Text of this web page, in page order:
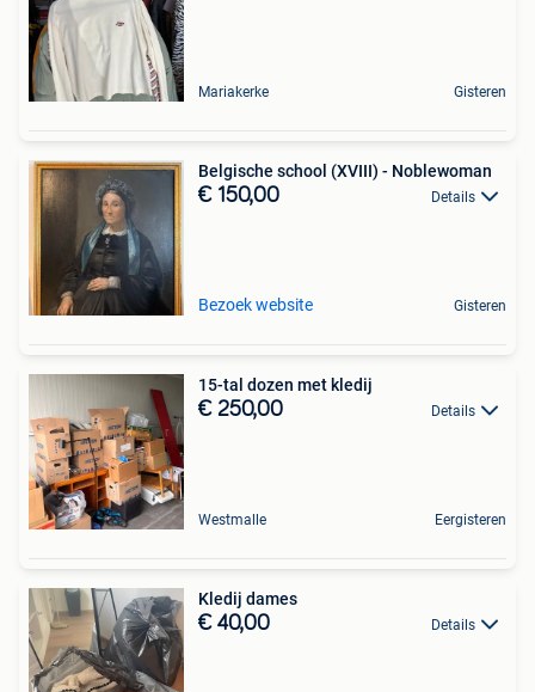
Mariakerke Gisteren
Belgische school (XVIII) - Noblewoman
€ 150,00 Details
Bezoek website Gisteren
15-tal dozen met kledij
€ 250,00 Details
Westmalle Eergisteren
Kledij dames
€ 40,00 Details